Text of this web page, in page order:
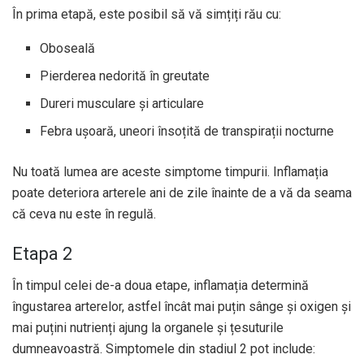
În prima etapă, este posibil să vă simțiți rău cu:
Oboseală
Pierderea nedorită în greutate
Dureri musculare și articulare
Febra ușoară, uneori însoțită de transpirații nocturne
Nu toată lumea are aceste simptome timpurii. Inflamația
poate deteriora arterele ani de zile înainte de a vă da seama
că ceva nu este în regulă.
Etapa 2
În timpul celei de-a doua etape, inflamația determină
îngustarea arterelor, astfel încât mai puțin sânge și oxigen și
mai puțini nutrienți ajung la organele și țesuturile
dumneavoastră. Simptomele din stadiul 2 pot include: